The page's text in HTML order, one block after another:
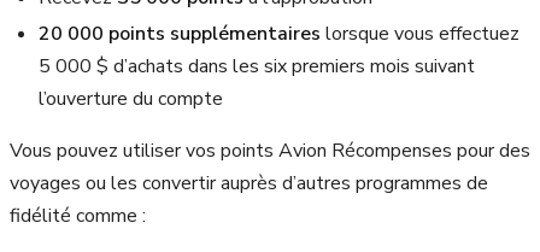
20 000 points supplémentaires lorsque vous effectuez
5 000 $ d’achats dans les six premiers mois suivant
l’ouverture du compte
Vous pouvez utiliser vos points Avion Récompenses pour des
voyages ou les convertir auprès d’autres programmes de
fidélité comme :